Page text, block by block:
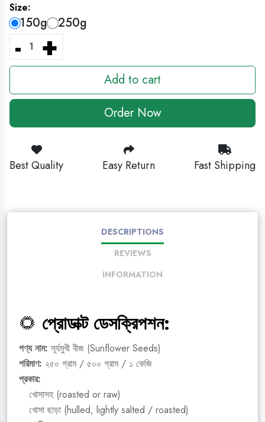
Size:
150g 250g
- +
Add to cart
Order Now
Best Quality Easy Return Fast Shipping
DESCRIPTIONS
REVIEWS
INFORMATION
🌻 প্রোডাক্ট ডেসক্রিপশন:
পণ্য নাম: সূর্যমুখী বীজ (Sunflower Seeds)
পরিমাণ: ২৫০ গ্রাম / ৫০০ গ্রাম / ১ কেজি
প্রকার:
খোসাসহ (roasted or raw)
খোসা ছাড়া (hulled, lightly salted / roasted)